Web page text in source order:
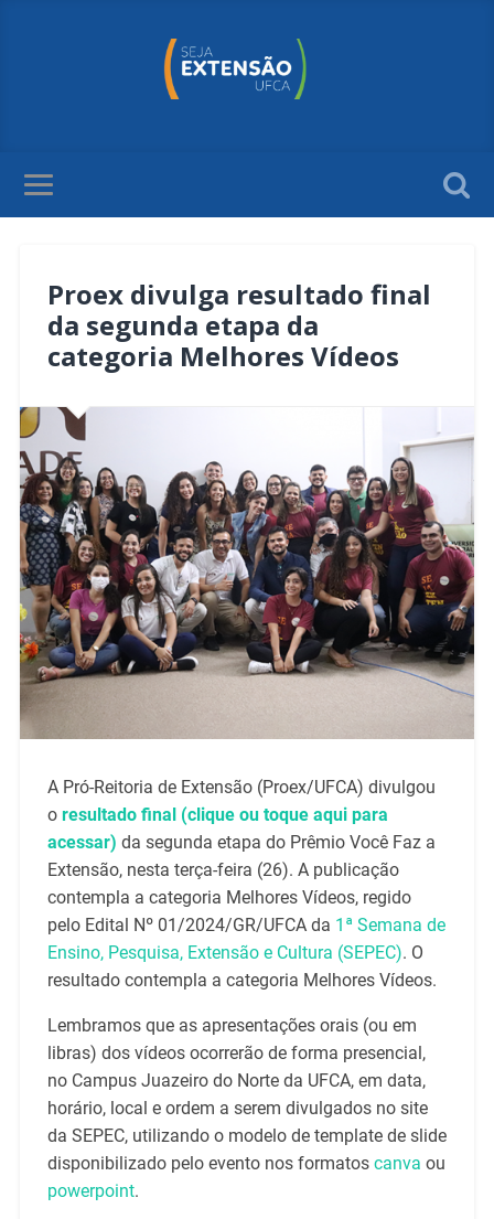
Proex divulga resultado final
da segunda etapa da
categoria Melhores Vídeos
A Pró-Reitoria de Extensão (Proex/UFCA) divulgou
o resultado final (clique ou toque aqui para
acessar) da segunda etapa do Prêmio Você Faz a
Extensão, nesta terça-feira (26). A publicação
contempla a categoria Melhores Vídeos, regido
pelo Edital Nº 01/2024/GR/UFCA da 1ª Semana de
Ensino, Pesquisa, Extensão e Cultura (SEPEC). O
resultado contempla a categoria Melhores Vídeos.
Lembramos que as apresentações orais (ou em
libras) dos vídeos ocorrerão de forma presencial,
no Campus Juazeiro do Norte da UFCA, em data,
horário, local e ordem a serem divulgados no site
da SEPEC, utilizando o modelo de template de slide
disponibilizado pelo evento nos formatos canva ou
powerpoint.